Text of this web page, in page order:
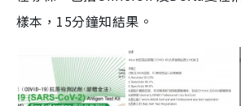
樣本，15分鐘知結果。